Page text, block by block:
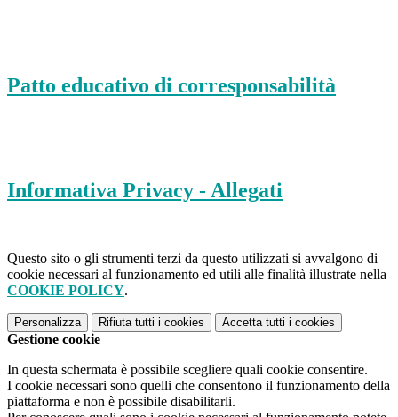
Patto educativo di corresponsabilità
Informativa Privacy - Allegati
Questo sito o gli strumenti terzi da questo utilizzati si avvalgono di
cookie necessari al funzionamento ed utili alle finalità illustrate nella
COOKIE POLICY.
Personalizza Rifiuta tutti i cookies Accetta tutti i cookies
Gestione cookie
In questa schermata è possibile scegliere quali cookie consentire.
I cookie necessari sono quelli che consentono il funzionamento della
piattaforma e non è possibile disabilitarli.